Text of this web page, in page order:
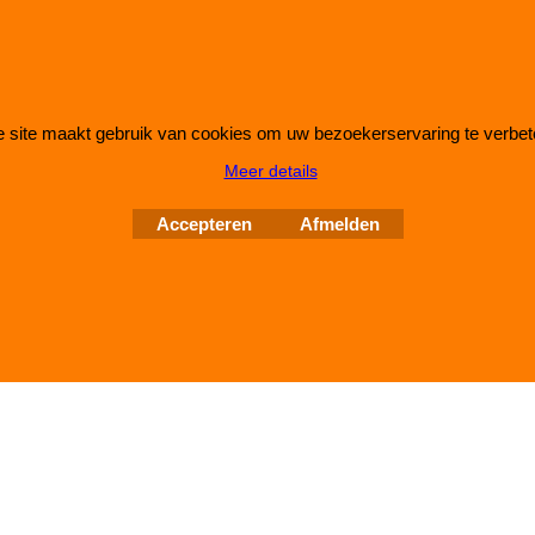
software.
site maakt gebruik van cookies om uw bezoekerservaring te
Meer details
Accepteren Afmelden